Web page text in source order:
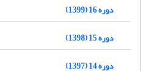
دوره 16 (1399)
دوره 15 (1398)
دوره 14 (1397)